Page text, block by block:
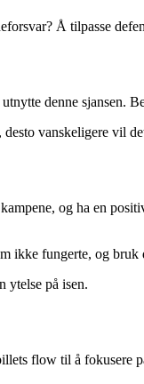
Å tilpasse
denne sjansen.
vanskeligere vil
og ha en
ikke fungerte, og
ytelse på isen.
flow til å